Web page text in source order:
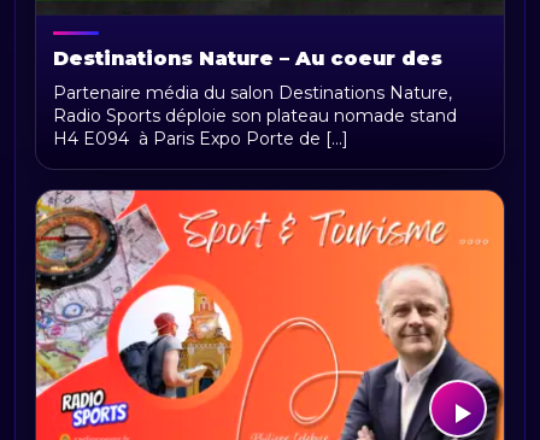
Destinations Nature – Au coeur des
aventures outdoor
Partenaire média du salon Destinations Nature,
Radio Sports déploie son plateau nomade stand
H4 E094 à Paris Expo Porte de [...]